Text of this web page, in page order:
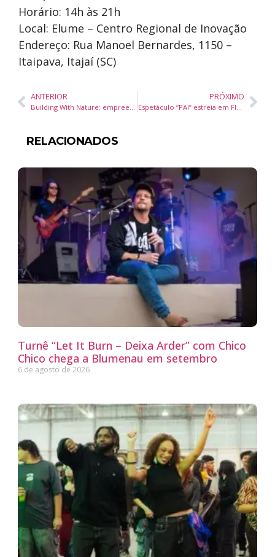
Horário: 14h às 21h
Local: Elume – Centro Regional de Inovação
Endereço: Rua Manoel Bernardes, 1150 –
Itaipava, Itajaí (SC)
ANTERIOR
Building With Nature: empreendimento em SC batiza áreas de lazer com nomes de árvores
PRÓXIMO
Espetáculo “PAI” estreia em Florianópolis com reflexão profunda sobre laços familiares
RELACIONADOS
Turnê “Let It Burn – Deixa Arder” com Chico
Chico chega a Blumenau em setembro
6 de agosto de 2026